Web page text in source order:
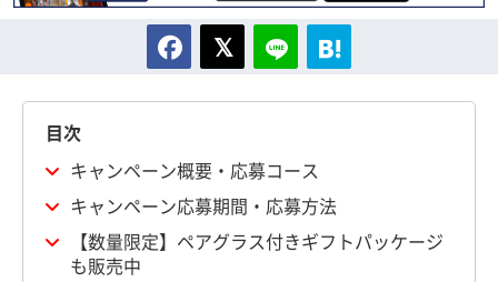
目次
キャンペーン概要・応募コース
キャンペーン応募期間・応募方法
【数量限定】ペアグラス付きギフトパッケージ
も販売中